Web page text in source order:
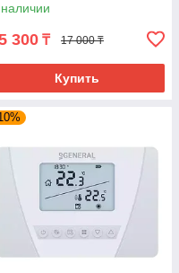
300 ₸ 17 000 ₸
Купить